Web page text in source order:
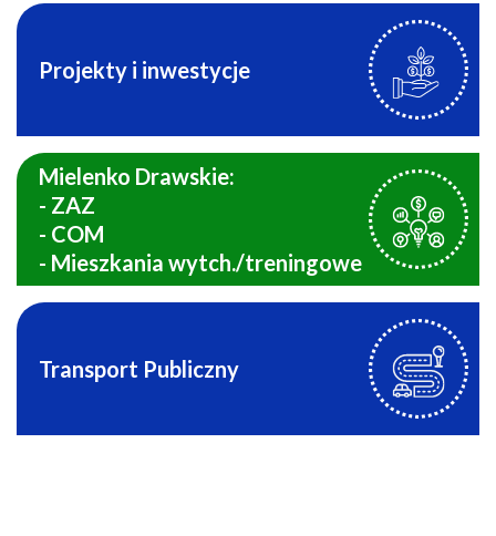
Projekty i inwestycje
Mielenko Drawskie:
- ZAZ
- COM
- Mieszkania wytch./treningowe
Transport Publiczny